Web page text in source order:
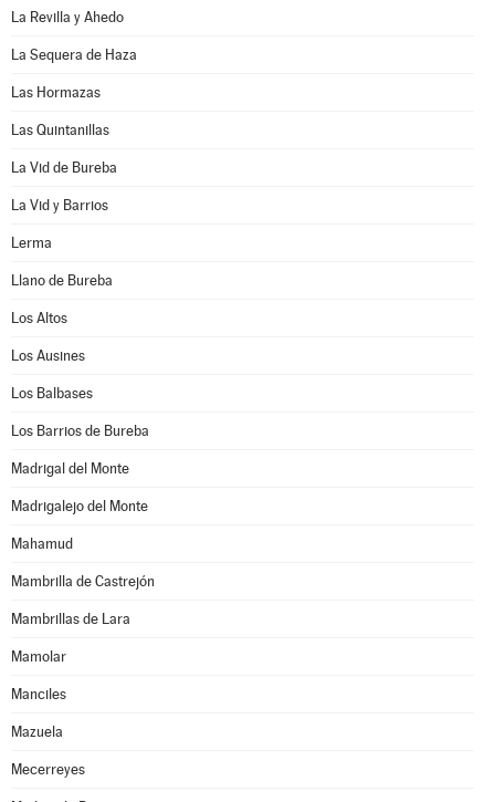
La Revilla y Ahedo
La Sequera de Haza
Las Hormazas
Las Quintanillas
La Vid de Bureba
La Vid y Barrios
Lerma
Llano de Bureba
Los Altos
Los Ausines
Los Balbases
Los Barrios de Bureba
Madrigal del Monte
Madrigalejo del Monte
Mahamud
Mambrilla de Castrejón
Mambrillas de Lara
Mamolar
Manciles
Mazuela
Mecerreyes